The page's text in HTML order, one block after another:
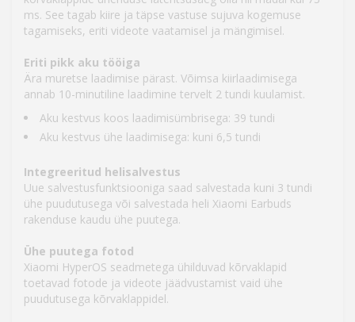
ms. See tagab kiire ja täpse vastuse sujuva kogemuse
tagamiseks, eriti videote vaatamisel ja mängimisel.
Eriti pikk aku tööiga
Ära muretse laadimise pärast. Võimsa kiirlaadimisega
annab 10-minutiline laadimine tervelt 2 tundi kuulamist.
Aku kestvus koos laadimisümbrisega: 39 tundi
Aku kestvus ühe laadimisega: kuni 6,5 tundi
Integreeritud helisalvestus
Uue salvestusfunktsiooniga saad salvestada kuni 3 tundi
ühe puudutusega või salvestada heli Xiaomi Earbuds
rakenduse kaudu ühe puutega.
Ühe puutega fotod
Xiaomi HyperOS seadmetega ühilduvad kõrvaklapid
toetavad fotode ja videote jäädvustamist vaid ühe
puudutusega kõrvaklappidel.